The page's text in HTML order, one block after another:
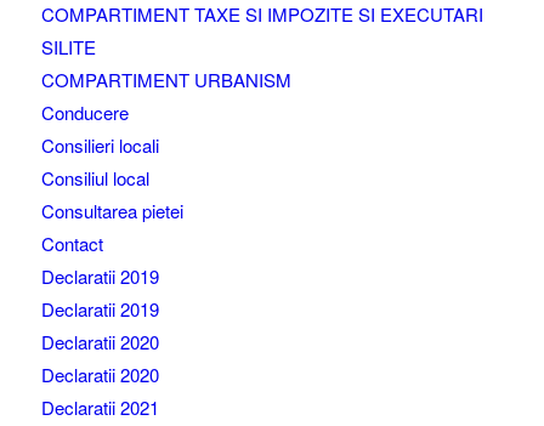
COMPARTIMENT TAXE SI IMPOZITE SI EXECUTARI
SILITE
COMPARTIMENT URBANISM
Conducere
Consilieri locali
Consiliul local
Consultarea pietei
Contact
Declaratii 2019
Declaratii 2019
Declaratii 2020
Declaratii 2020
Declaratii 2021